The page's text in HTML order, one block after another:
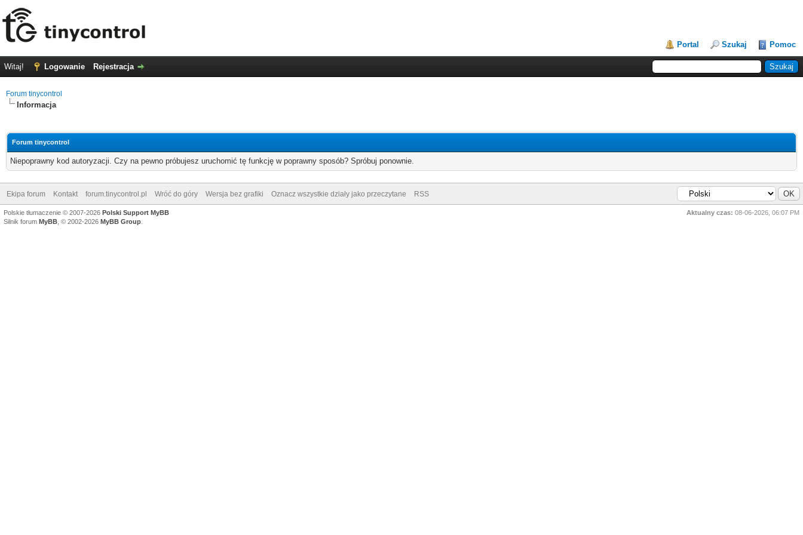
Portal Szukaj Pomoc
Witaj! Logowanie Rejestracja
Forum tinycontrol
Informacja
Forum tinycontrol
Niepoprawny kod autoryzacji. Czy na pewno próbujesz uruchomić tę funkcję w poprawny sposób? Spróbuj ponownie.
Ekipa forum Kontakt forum.tinycontrol.pl Wróć do góry Wersja bez grafiki Oznacz wszystkie działy jako przeczytane RSS
Aktualny czas: 08-06-2026, 06:07 PM
Polskie tłumaczenie © 2007-2026 Polski Support MyBB
Silnik forum MyBB , © 2002-2026 MyBB Group